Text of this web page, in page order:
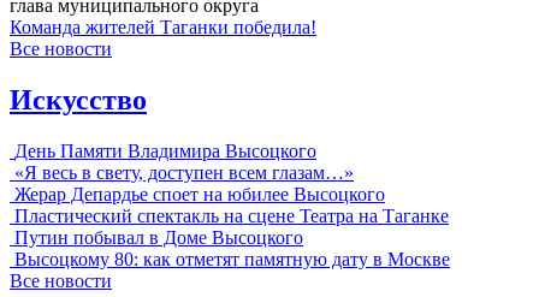
глава муниципального округа
Команда жителей Таганки победила!
Все новости
Искусство
День Памяти Владимира Высоцкого
«Я весь в свету, доступен всем глазам…»
Жерар Депардье споет на юбилее Высоцкого
Пластический спектакль на сцене Театра на Таганке
Путин побывал в Доме Высоцкого
Высоцкому 80: как отметят памятную дату в Москве
Все новости